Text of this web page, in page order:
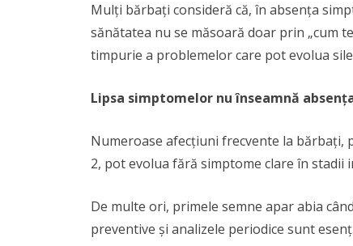
Mulți bărbați consideră că, în absența
sănătatea nu se măsoară doar prin „cum
timpurie a problemelor care pot evolua
Lipsa simptomelor nu înseamnă
Numeroase afecțiuni frecvente la bărbați,
2, pot evolua fără simptome clare în stadii
De multe ori, primele semne apar abia
preventive și analizele periodice sunt